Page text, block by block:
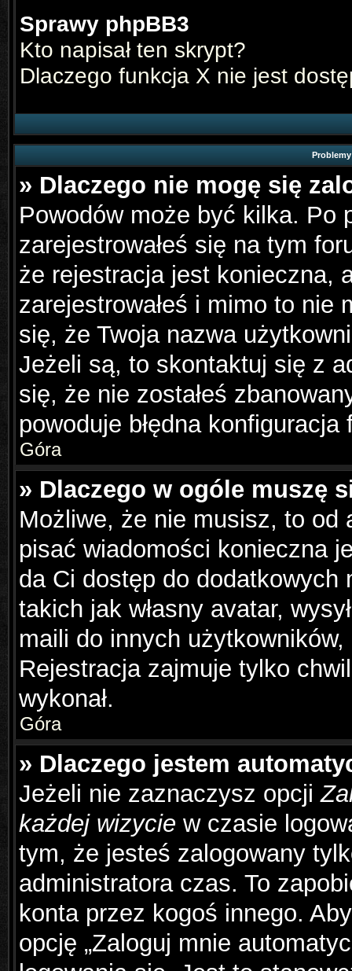
Sprawy phpBB3
Kto napisał ten skrypt?
Dlaczego funkcja X nie jest
» Dlaczego nie mogę się
Powodów może być kilka. Po
zarejestrowałeś się na tym
że rejestracja jest konieczna,
zarejestrowałeś i mimo to nie
się, że Twoja nazwa
Jeżeli są, to skontaktuj się z
się, że nie zostałeś
powoduje błędna konfiguracja
Góra
» Dlaczego w ogóle muszę
Możliwe, że nie musisz, to od
pisać wiadomości konieczna
da Ci dostęp do
takich jak własny avatar,
maili do innych
Rejestracja zajmuje tylko
wykonał.
Góra
» Dlaczego jestem
Jeżeli nie zaznaczysz opcji
każdej wizycie w czasie
tym, że jesteś zalogowany
administratora czas. To
konta przez kogoś innego.
opcję „Zaloguj mnie